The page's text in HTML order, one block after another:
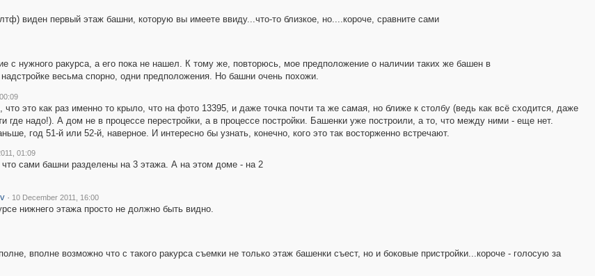
виден первый этаж башни, которую вы имеете ввиду...что-то близкое, но....короче, сравните сами
с нужного ракурса, а его пока не нашел. К тому же, повторюсь, мое предположение о наличии таких же башен в
весьма спорно, одни предположения. Но башни очень похожи.
это как раз именно то крыло, что на фото 13395, и даже точка почти та же самая, но ближе к столбу (ведь как всё сходится, даже
где надо!). А дом не в процессе перестройки, а в процессе постройки. Башенки уже построили, а то, что между ними - еще нет.
год 51-й или 52-й, наверное. И интересно бы узнать, конечно, кого это так восторженно встречают.
01:09
что сами башни разделены на 3 этажа. А на этом доме - на 2
· 10 December 2011, 16:00
нижнего этажа просто не должно быть видно.
вполне возможно что с такого ракурса съемки не только этаж башенки съест, но и боковые пристройки...короче - голосую за